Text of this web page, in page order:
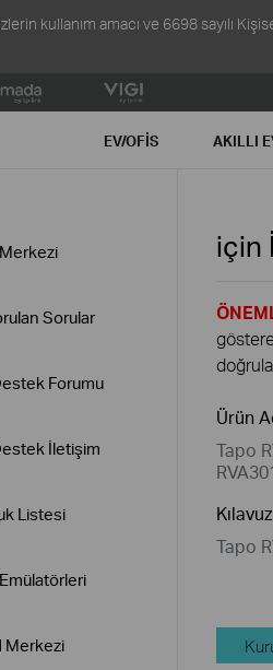
kullanım amacı ve 6698 sayılı
EV/OFIS AKILLI
Sorular
Forumu
İletişim
Listesi
Merkezi
için
Ürün
Tapo
Kılavuz
Tapo